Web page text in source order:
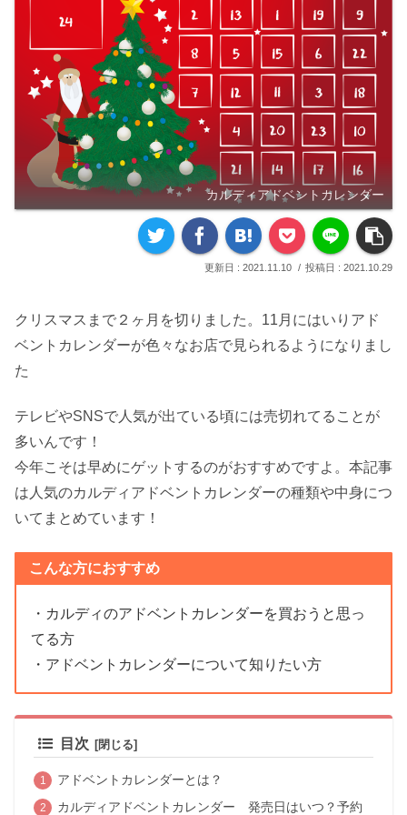
カルディアドベントカレンダー
2021.11.10 2021.10.29
クリスマスまで２ヶ月を切りました。11月にはいりアド
ベントカレンダーが色々なお店で見られるようになりまし
た
テレビやSNSで人気が出ている頃には売切れてることが
多いんです！
今年こそは早めにゲットするのがおすすめですよ。本記事
は人気のカルディアドベントカレンダーの種類や中身につ
いてまとめています！
こんな方におすすめ
・カルディのアドベントカレンダーを買おうと思っ
てる方
・アドベントカレンダーについて知りたい方
目次
アドベントカレンダーとは？
カルディアドベントカレンダー 発売日はいつ？予約